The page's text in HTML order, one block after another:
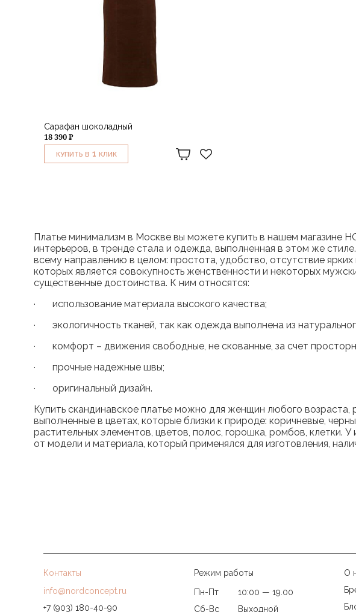
Сарафан шоколадный
18 390 ₽
КУПИТЬ В 1 КЛИК
Платье минимализм в Москве вы можете купить в нашем
интерьеров, в тренде стала и одежда, выполненная в этом же
всему направлению в целом: простота, удобство, отсутствие
которых является совокупность женственности и некоторых
существенные достоинства. К ним относятся:
· использование материала высокого качества;
· экологичность тканей, так как одежда выполнена из
· комфорт – движения свободные, не скованные, за счет
· прочные надежные швы;
· оригинальный дизайн.
Купить скандинавское платье можно для женщин любого
выполненные в цветах, которые близки к природе: коричневые,
растительных элементов, цветов, полос, горошка, ромбов, клетки.
от модели и материала, который применялся для изготовления,
Контакты
info@nordconcept.ru
+7 (903) 180-40-90
Режим работы
Пн-Пт
10:00 — 19.00
Сб-Вс
Выходной
О